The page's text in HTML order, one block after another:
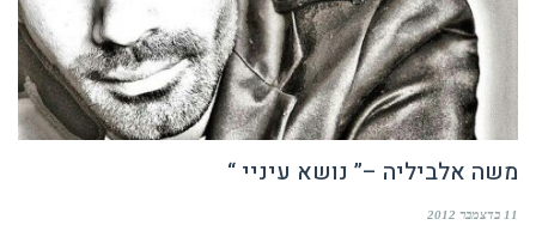
משה אלביליה –” נושא עיניי “
11 בדצמבר 2012